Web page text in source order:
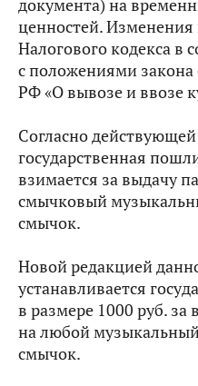
документа) на
ценностей.
Налогового кодекса в
с положениями
РФ «О вывозе и ввозе
Согласно
государственная
взимается за выдачу
смычковый
смычок.
Новой редакцией
устанавливается
в размере 1000 руб. за
на любой
смычок.